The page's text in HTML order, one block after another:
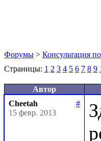
Форумы > Консультация
Страницы: 1 2 3 4 5 6 7 8 9
Автор
Cheetah
#
15 февр. 2013